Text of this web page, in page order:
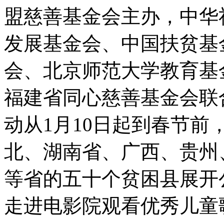
盟慈善基金会主办，中
发展基金会、中国扶贫
会、北京师范大学教育
福建省同心慈善基金会
动从1月10日起到春节前
北、湖南省、广西、贵
等省的五十个贫困县展
走进电影院观看优秀儿